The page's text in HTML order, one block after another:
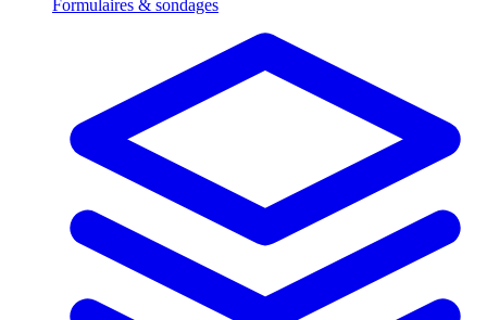
Formulaires & sondages